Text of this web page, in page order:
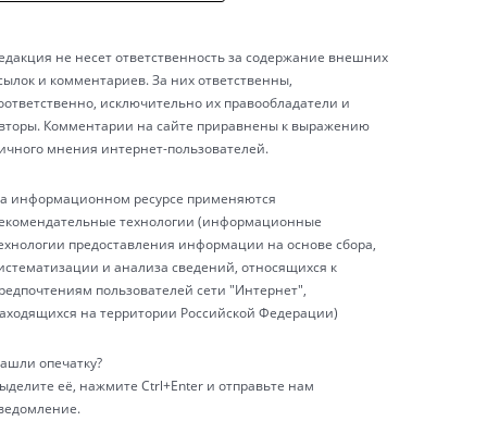
не несет ответственность за содержание внешних
и комментариев. За них ответственны,
исключительно их правообладатели и
Комментарии на сайте приравнены к выражению
мнения интернет-пользователей.
информационном ресурсе применяются
технологии (информационные
предоставления информации на основе сбора,
и анализа сведений, относящихся к
пользователей сети "Интернет",
на территории Российской Федерации)
опечатку?
её, нажмите Ctrl+Enter и отправьте нам